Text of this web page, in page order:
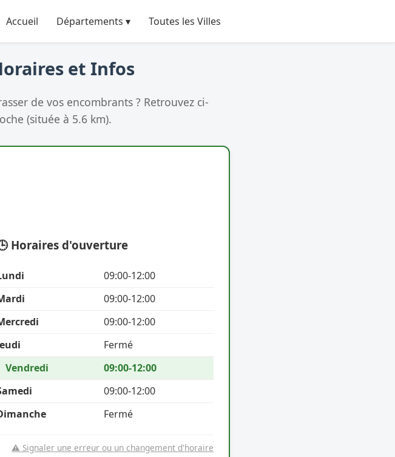
Accueil Départements ▾ Toutes les Villes
et Infos
de vos encombrants ? Retrouvez ci-
(située à 5.6 km).
Horaires d'ouverture
09:00-12:00
09:00-12:00
09:00-12:00
Fermé
Vendredi
09:00-12:00
09:00-12:00
Fermé
⚠️ Signaler une erreur ou un changement d'horaire